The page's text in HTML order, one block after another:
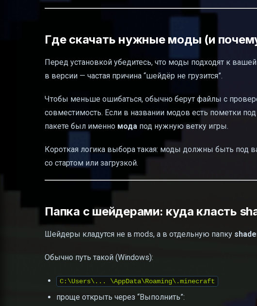
Где скачать нужные моды (и
Перед установкой убедитесь, что моды подходят к вашей
в версии — частая причина “шейдёр не грузится”.
Чтобы меньше ошибаться, обычно берут файлы с
совместимость. Если в названии модов есть пометки
пакете был именно мода под нужную ветку игры.
Короткая логика выбора такая: моды должны быть под
со стартом или загрузкой.
Папка с шейдерами: куда класть
Шейдеры кладутся не в mods, а в отдельную папку
Обычно путь такой (Windows):
C:\Users\... \AppData\Roaming\.minecraft
проще открыть через “Выполнить”: